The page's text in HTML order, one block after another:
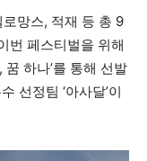
로망스, 적재 등 총 9
번 페스티벌을 위해
하나’를 통해 선발
선정팀 ‘아사달’이